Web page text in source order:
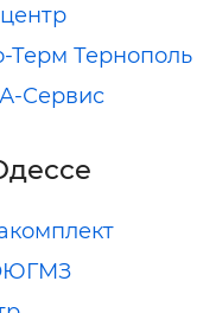
Терм Тернополь
Сервис